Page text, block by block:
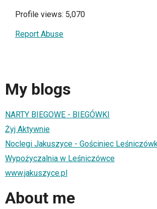
Profile views: 5,070
Report Abuse
My blogs
NARTY BIEGOWE - BIEGÓWKI
Żyj Aktywnie
Noclegi Jakuszyce - Gościniec
Wypożyczalnia w Leśniczówce
www.jakuszyce.pl
About me